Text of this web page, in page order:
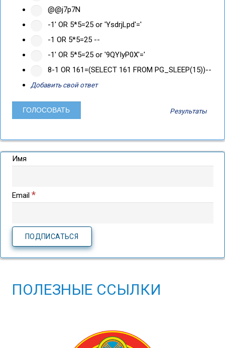
@@j7p7N
-1' OR 5*5=25 or 'YsdrjLpd'='
-1 OR 5*5=25 --
-1' OR 5*5=25 or '9QYIyP0X'='
8-1 OR 161=(SELECT 161 FROM PG_SLEEP(15))--
Добавить свой ответ
Результаты
Имя
Email *
ПОЛЕЗНЫЕ ССЫЛКИ